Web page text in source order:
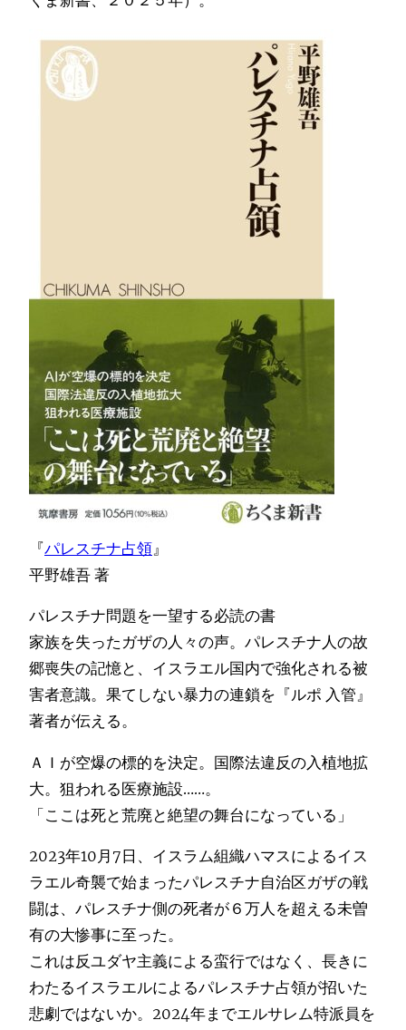
『パレスチナ占領』
平野雄吾 著
パレスチナ問題を一望する必読の書
家族を失ったガザの人々の声。パレスチナ人の故
郷喪失の記憶と、イスラエル国内で強化される被
害者意識。果てしない暴力の連鎖を『ルポ 入管』
著者が伝える。
ＡＩが空爆の標的を決定。国際法違反の入植地拡
大。狙われる医療施設……。
「ここは死と荒廃と絶望の舞台になっている」
2023年10月7日、イスラム組織ハマスによるイス
ラエル奇襲で始まったパレスチナ自治区ガザの戦
闘は、パレスチナ側の死者が６万人を超える未曽
有の大惨事に至った。
これは反ユダヤ主義による蛮行ではなく、長きに
わたるイスラエルによるパレスチナ占領が招いた
悲劇ではないか。2024年までエルサレム特派員を